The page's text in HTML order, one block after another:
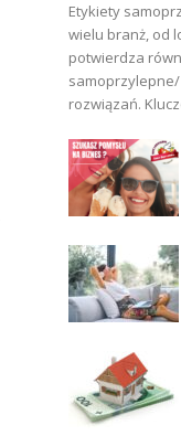
Etykiety
wielu branż, od
potwierdza
rozwiązań.